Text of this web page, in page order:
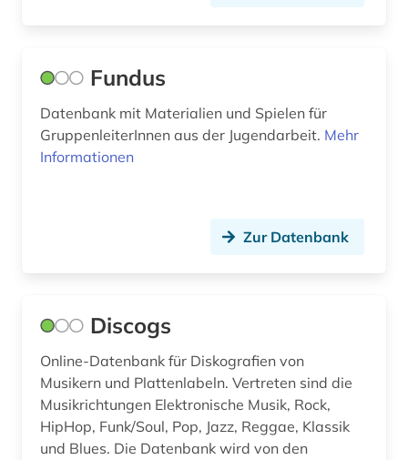
rock (3)
romantik (1)
shakespeare (1)
sinti (1)
software (2)
song (1)
Fundus
Datenbank mit Materialien und Spielen für
GruppenleiterInnen aus der Jugendarbeit. Mehr
Informationen
Zur Datenbank
Discogs
Online-Datenbank für Diskografien von
Musikern und Plattenlabeln. Vertreten sind die
Musikrichtungen Elektronische Musik, Rock,
HipHop, Funk/Soul, Pop, Jazz, Reggae, Klassik
und Blues. Die Datenbank wird von den